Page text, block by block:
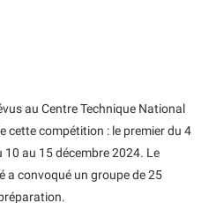
au Centre Technique National
cette compétition : le premier du 4
10 au 15 décembre 2024. Le
a convoqué un groupe de 25